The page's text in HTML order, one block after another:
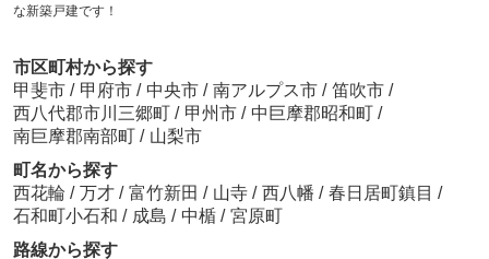
な新築戸建です！
市区町村から探す
甲斐市 / 甲府市 / 中央市 / 南アルプス市 / 笛吹市 /
西八代郡市川三郷町 / 甲州市 / 中巨摩郡昭和町 /
南巨摩郡南部町 / 山梨市
町名から探す
西花輪 / 万才 / 富竹新田 / 山寺 / 西八幡 / 春日居町鎮目 /
石和町小石和 / 成島 / 中楯 / 宮原町
路線から探す